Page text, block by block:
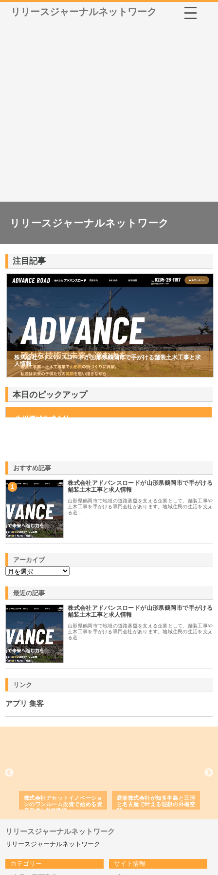
リリースジャーナルネットワーク
リリースジャーナルネットワーク
注目記事
株式会社アドバンスロードが山形県鶴岡市で手がける舗装土木工事と求
人情報
本日のピックアップ
生川機械株式会社
おすすめ記事
1
株式会社アドバンスロードが山形県鶴岡市で手がける
舗装土木工事と求人情報
山形県鶴岡市で地域の道路基盤を支える企業として、舗装工事や
土木工事を手がける専門会社があります。地域住民の生活を支え
る道…
アーカイブ
最近の記事
株式会社アドバンスロードが山形県鶴岡市で手がける
舗装土木工事と求人情報
山形県鶴岡市で地域の道路基盤を支える企業として、舗装工事や
土木工事を手がける専門会社があります。地域住民の生活を支え
る道…
リンク
アプリ 集客
株式会社アセットイノベーショ
ンのワンルーム投資で始める資
産形成と老後準備
庭楽株式会社が知多半島と三河
と名古屋で叶える理想の外構空
間
リリースジャーナルネットワーク
リリースジャーナルネットワーク
カテゴリー
サイト情報